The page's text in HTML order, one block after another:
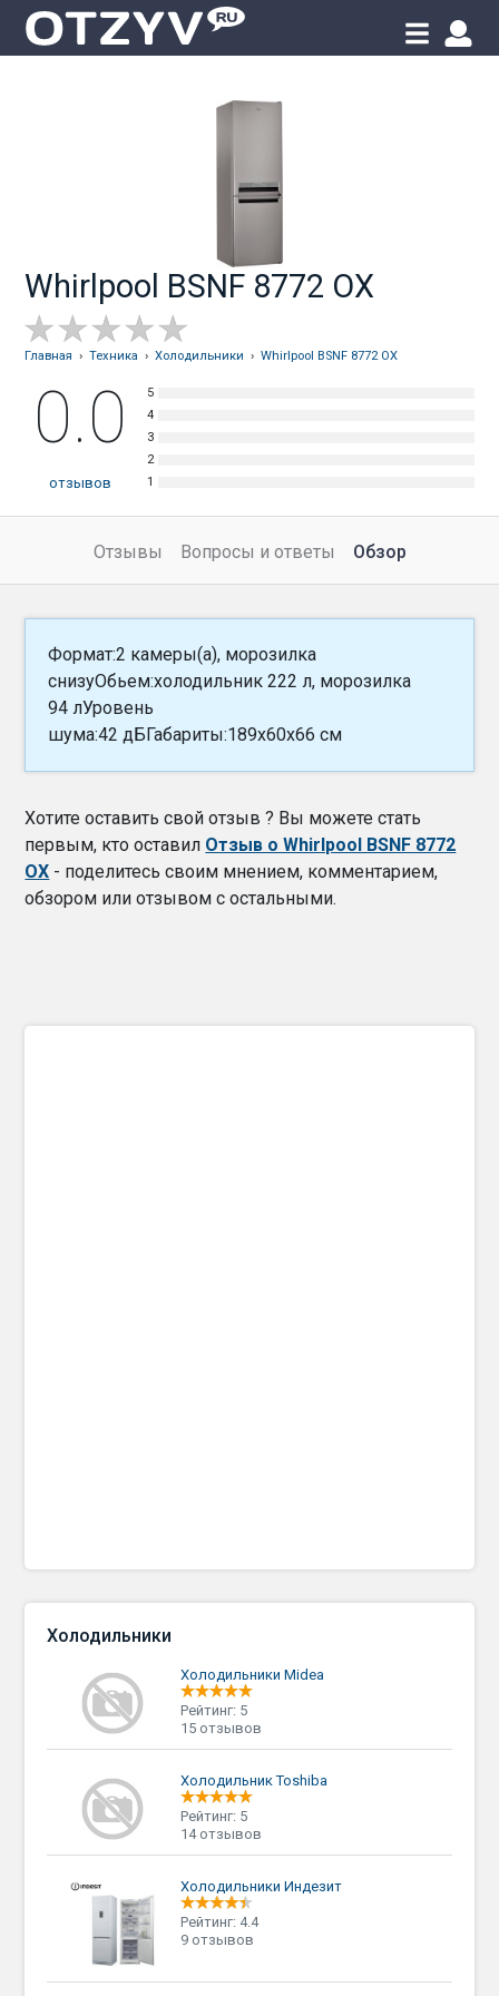
Whirlpool BSNF 8772 OX
Главная ›Техника ›Холодильники ›Whirlpool BSNF 8772 OX
0.0
отзывов
Отзывы Вопросы и ответы Обзор
Формат:2 камеры(а), морозилка
снизуОбьем:холодильник 222 л, морозилка
94 лУровень
шума:42 дБГабариты:189x60x66 см
Хотите оставить свой отзыв ? Вы можете стать
первым, кто оставил Отзыв о Whirlpool BSNF 8772
OX - поделитесь своим мнением, комментарием,
обзором или отзывом с остальными.
Холодильники
Холодильники Midea
Рейтинг: 5
15 отзывов
Холодильник Toshiba
Рейтинг: 5
14 отзывов
Холодильники Индезит
Рейтинг: 4.4
9 отзывов